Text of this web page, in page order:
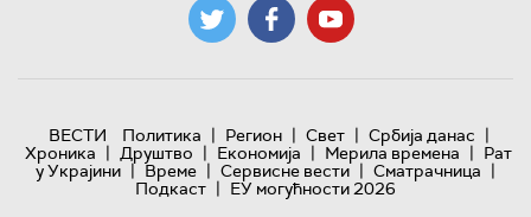
ВЕСТИ Политика | Регион | Свет | Србија данас |
Хроника | Друштво | Економија | Мерила времена | Рат
у Украјини | Време | Сервисне вести | Сматрачница |
Подкаст | ЕУ могућности 2026